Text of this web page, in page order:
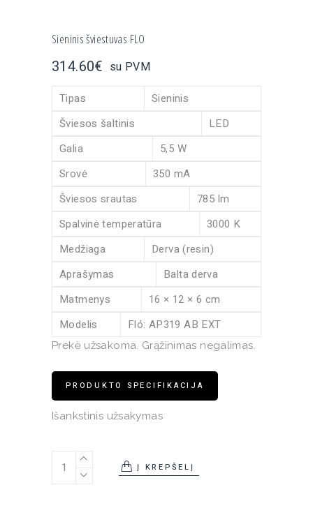
Sieninis šviestuvas FLO
314.60€ su PVM
Tipas
Sieninis
Šviesos šaltinis
LED
Galia
5,5 W
Srovė
350 mA
Šviesos srautas
785 lm
Spalvinė temperatūra
3000 K
Medžiaga
Derva (resin)
Aprašymas
Balta derva
Matmenys
16 × 12 × 6 cm
Modelis
Fló: AP319 AB EXT
Prekė užsakoma. Grąžinimas negalimas.
PRODUKTO SPECIFIKACIJA
Išankstinis užsakymas
Sieninis šviestuvas FLO quantity
Į KREPŠELĮ